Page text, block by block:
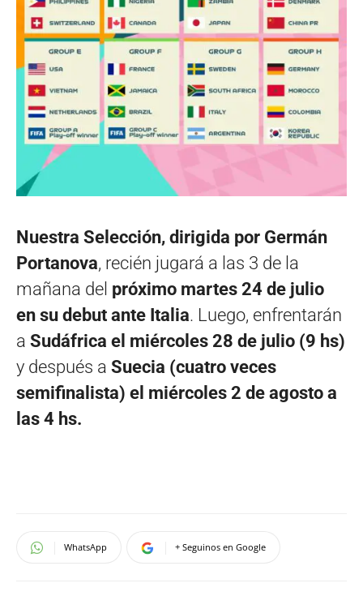
Nuestra Selección, dirigida por Germán
Portanova, recién jugará a las 3 de la
mañana del próximo martes 24 de julio
en su debut ante Italia. Luego, enfrentarán
a Sudáfrica el miércoles 28 de julio (9 hs)
y después a Suecia (cuatro veces
semifinalista) el miércoles 2 de agosto a
las 4 hs.
WhatsApp + Seguinos en Google